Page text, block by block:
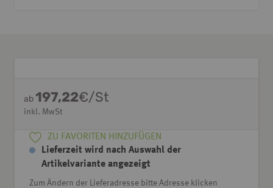
ab197,22€/St
inkl. MwSt
ZU FAVORITEN HINZUFÜGEN
Lieferzeit wird nach Auswahl der
Artikelvariante angezeigt
Zum Ändern der Lieferadresse bitte Adresse klicken